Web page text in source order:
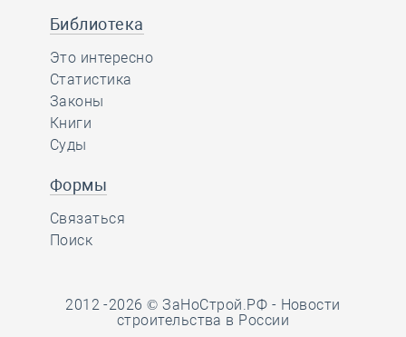
Библиотека
Это интересно
Статистика
Законы
Книги
Суды
Формы
Связаться
Поиск
2012 -2026 © ЗаНоСтрой.РФ - Новости
строительства в России